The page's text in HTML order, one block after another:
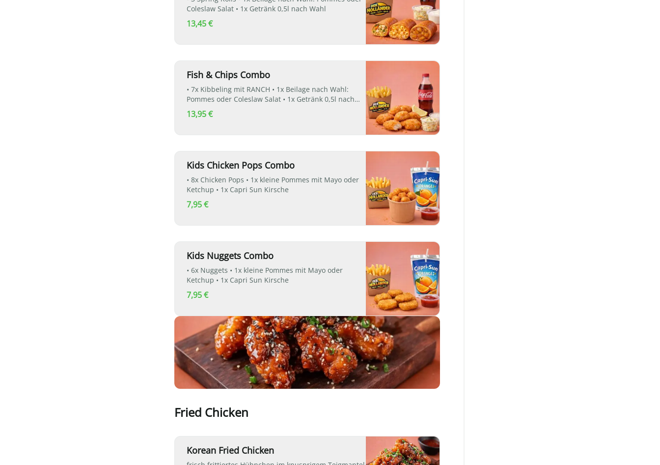
Coleslaw Salat • 1x Getränk 0,5l nach Wahl
13,45 €
Fish & Chips Combo
• 7x Kibbeling mit RANCH • 1x Beilage nach Wahl:
Pommes oder Coleslaw Salat • 1x Getränk 0,5l nach
Wahl
13,95 €
Kids Chicken Pops Combo
• 8x Chicken Pops • 1x kleine Pommes mit Mayo oder
Ketchup • 1x Capri Sun Kirsche
7,95 €
Kids Nuggets Combo
• 6x Nuggets • 1x kleine Pommes mit Mayo oder
Ketchup • 1x Capri Sun Kirsche
7,95 €
Fried Chicken
Korean Fried Chicken